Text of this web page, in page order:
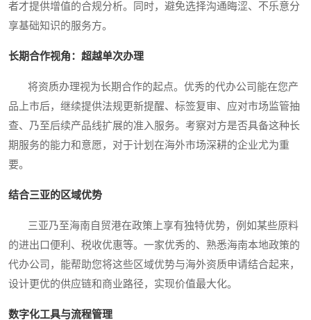
者才提供增值的合规分析。同时，避免选择沟通晦涩、不乐意分
享基础知识的服务方。
长期合作视角：超越单次办理
将资质办理视为长期合作的起点。优秀的代办公司能在您产
品上市后，继续提供法规更新提醒、标签复审、应对市场监管抽
查、乃至后续产品线扩展的准入服务。考察对方是否具备这种长
期服务的能力和意愿，对于计划在海外市场深耕的企业尤为重
要。
结合三亚的区域优势
三亚乃至海南自贸港在政策上享有独特优势，例如某些原料
的进出口便利、税收优惠等。一家优秀的、熟悉海南本地政策的
代办公司，能帮助您将这些区域优势与海外资质申请结合起来，
设计更优的供应链和商业路径，实现价值最大化。
数字化工具与流程管理